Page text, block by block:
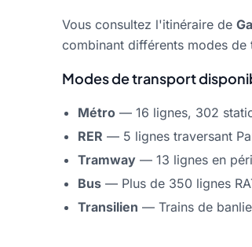
Vous consultez l'itinéraire de
combinant différents modes de
Modes de transport
Métro — 16 lignes, 302
RER — 5 lignes traversant
Tramway — 13 lignes en
Bus — Plus de 350 lignes
Transilien — Trains de